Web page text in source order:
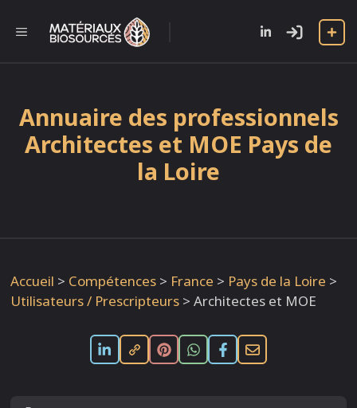
contenu
MENU
Annuaire des professionnels
Architectes et MOE Pays de
la Loire
Accueil > Compétences > France > Pays de la Loire >
Utilisateurs / Prescripteurs > Architectes et MOE